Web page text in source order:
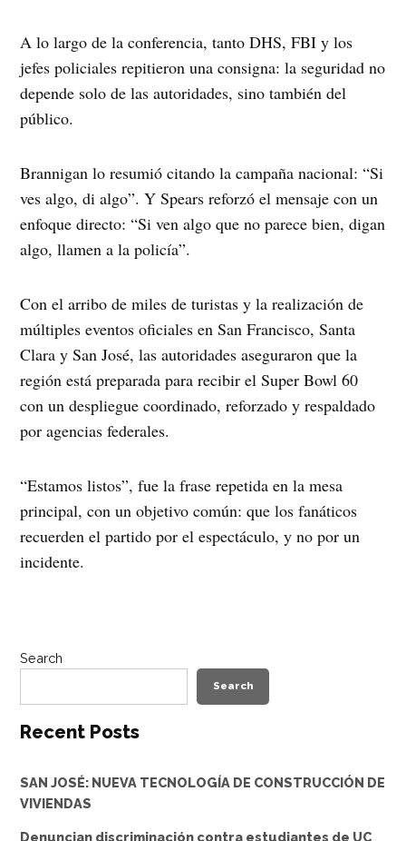
A lo largo de la conferencia, tanto DHS, FBI y los
jefes policiales repitieron una consigna: la seguridad no
depende solo de las autoridades, sino también del
público.
Brannigan lo resumió citando la campaña nacional: “Si
ves algo, di algo”. Y Spears reforzó el mensaje con un
enfoque directo: “Si ven algo que no parece bien, digan
algo, llamen a la policía”.
Con el arribo de miles de turistas y la realización de
múltiples eventos oficiales en San Francisco, Santa
Clara y San José, las autoridades aseguraron que la
región está preparada para recibir el Super Bowl 60
con un despliegue coordinado, reforzado y respaldado
por agencias federales.
“Estamos listos”, fue la frase repetida en la mesa
principal, con un objetivo común: que los fanáticos
recuerden el partido por el espectáculo, y no por un
incidente.
Search
Search
Recent Posts
SAN JOSÉ: NUEVA TECNOLOGÍA DE CONSTRUCCIÓN DE
VIVIENDAS
Denuncian discriminación contra estudiantes de UC